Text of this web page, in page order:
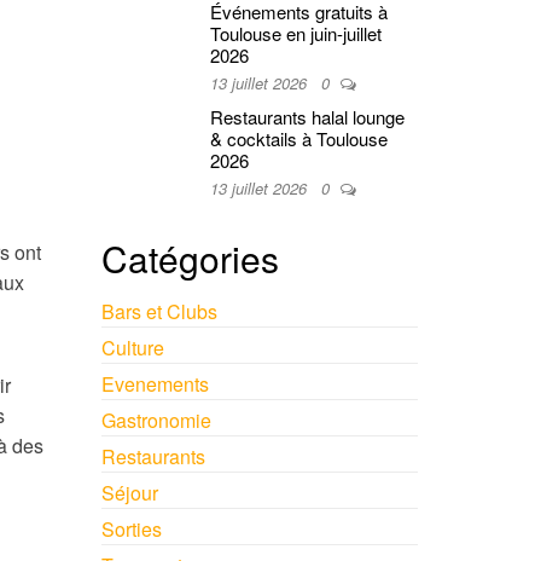
ont
des
Événements gratuits à
Toulouse en juin-juillet
2026
13 juillet 2026 0
Restaurants halal lounge
& cocktails à Toulouse
2026
13 juillet 2026 0
Catégories
Bars et Clubs
Culture
Evenements
Gastronomie
Restaurants
Séjour
Sorties